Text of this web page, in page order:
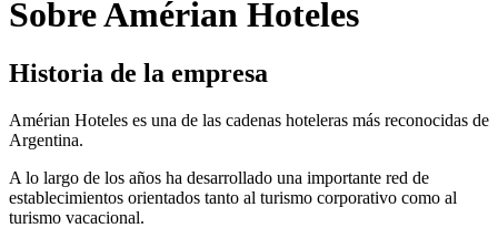
Sobre Amérian Hoteles
Historia de la empresa
Amérian Hoteles es una de las cadenas hoteleras más reconocidas de
Argentina.
A lo largo de los años ha desarrollado una importante red de
establecimientos orientados tanto al turismo corporativo como al
turismo vacacional.